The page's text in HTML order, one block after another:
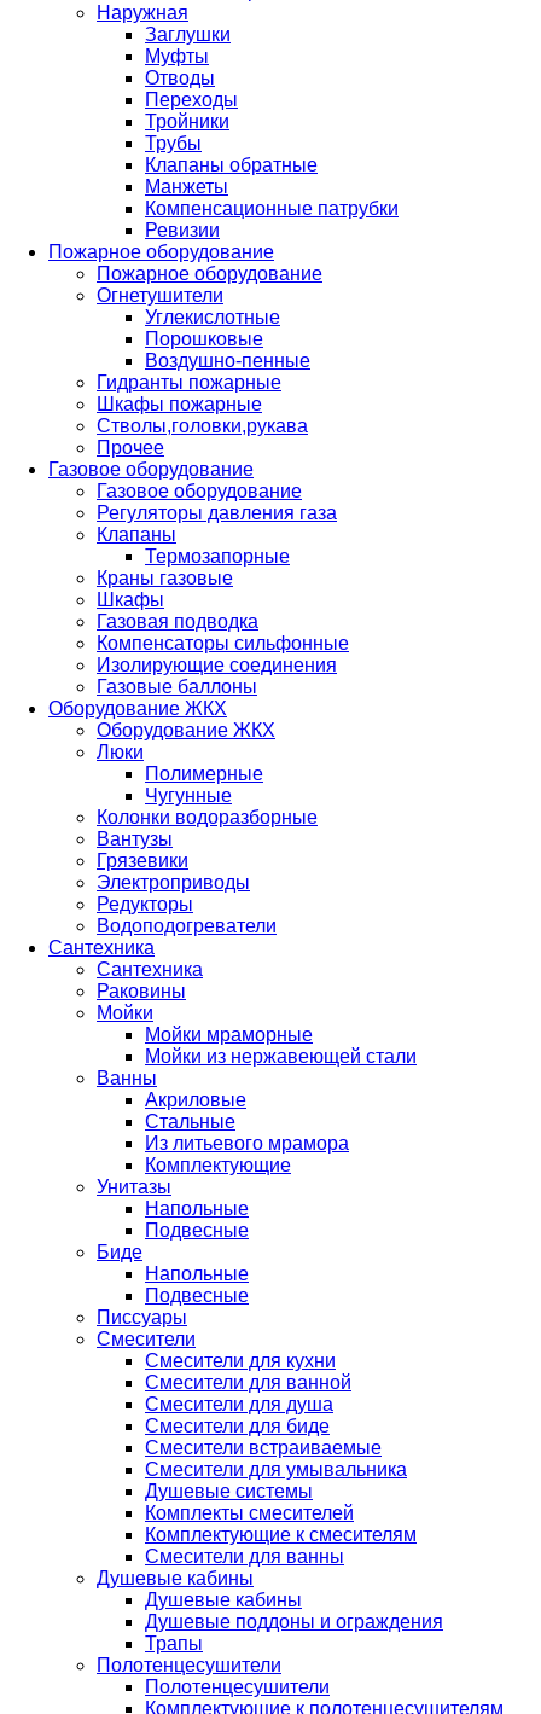
Наружная
Заглушки
Муфты
Отводы
Переходы
Тройники
Трубы
Клапаны обратные
Манжеты
Компенсационные патрубки
Ревизии
Пожарное оборудование
Пожарное оборудование
Огнетушители
Углекислотные
Порошковые
Воздушно-пенные
Гидранты пожарные
Шкафы пожарные
Стволы,головки,рукава
Прочее
Газовое оборудование
Газовое оборудование
Регуляторы давления газа
Клапаны
Термозапорные
Краны газовые
Шкафы
Газовая подводка
Компенсаторы сильфонные
Изолирующие соединения
Газовые баллоны
Оборудование ЖКХ
Оборудование ЖКХ
Люки
Полимерные
Чугунные
Колонки водоразборные
Вантузы
Грязевики
Электроприводы
Редукторы
Водоподогреватели
Сантехника
Сантехника
Раковины
Мойки
Мойки мраморные
Мойки из нержавеющей стали
Ванны
Акриловые
Стальные
Из литьевого мрамора
Комплектующие
Унитазы
Напольные
Подвесные
Биде
Напольные
Подвесные
Писсуары
Смесители
Смесители для кухни
Смесители для ванной
Смесители для душа
Смесители для биде
Смесители встраиваемые
Смесители для умывальника
Душевые системы
Комплекты смесителей
Комплектующие к смесителям
Смесители для ванны
Душевые кабины
Душевые кабины
Душевые поддоны и ограждения
Трапы
Полотенцесушители
Полотенцесушители
Комплектующие к полотенцесушителям